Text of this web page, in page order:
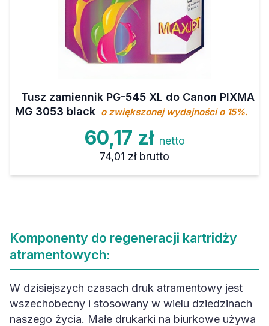
Tusz zamiennik PG-545 XL do Canon PIXMA
MG 3053 black o zwiększonej wydajności o 15%.
60,17 zł netto
74,01 zł brutto
Komponenty do regeneracji kartridży
atramentowych:
W dzisiejszych czasach druk atramentowy jest
wszechobecny i stosowany w wielu dziedzinach
naszego życia. Małe drukarki na biurkowe używa